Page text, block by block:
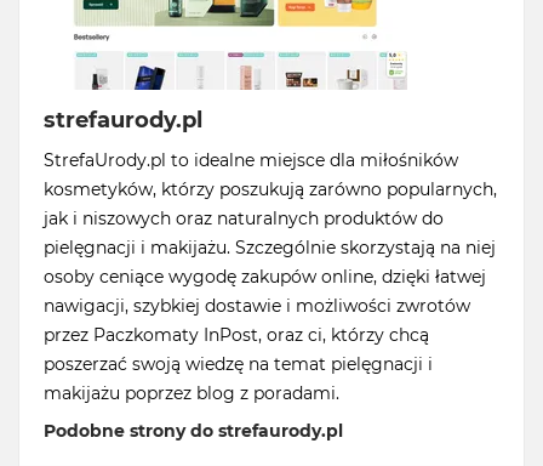
strefaurody.pl
StrefaUrody.pl to idealne miejsce dla miłośników
kosmetyków, którzy poszukują zarówno popularnych,
jak i niszowych oraz naturalnych produktów do
pielęgnacji i makijażu. Szczególnie skorzystają na niej
osoby ceniące wygodę zakupów online, dzięki łatwej
nawigacji, szybkiej dostawie i możliwości zwrotów
przez Paczkomaty InPost, oraz ci, którzy chcą
poszerzać swoją wiedzę na temat pielęgnacji i
makijażu poprzez blog z poradami.
Podobne strony do strefaurody.pl